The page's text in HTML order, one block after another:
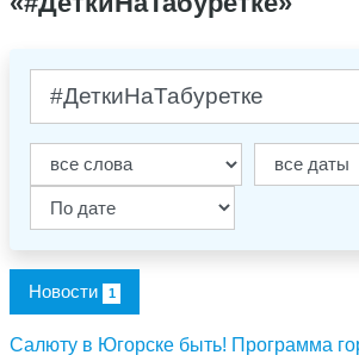
Новости 1
Салюту в Югорске быть! Программа